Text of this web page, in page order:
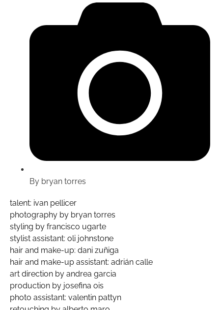
By bryan torres
talent: ivan pellicer
photography by bryan torres
styling by francisco ugarte
stylist assistant: oli johnstone
hair and make-up: dani zuñiga
hair and make-up assistant: adrián calle
art direction by andrea garcia
production by josefina ois
photo assistant: valentin pattyn